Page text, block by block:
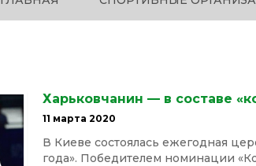
Харьковчанин — в составе
11 марта 2020
В Киеве состоялась ежегодная
года». Победителем номинации